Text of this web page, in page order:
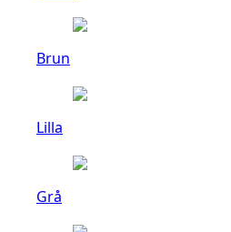
Brun
Lilla
Grå